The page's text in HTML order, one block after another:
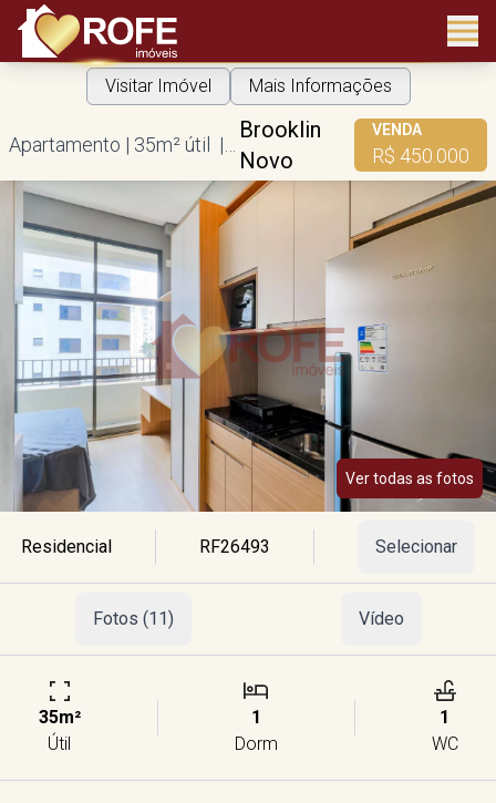
Brooklin
Novo
VENDA
R$ 450.000
Visitar Imóvel Mais Informações
Ver todas as fotos
Residencial RF26493 Selecionar
Fotos (11) Vídeo
35m²
Útil
1
Dorm
1
WC